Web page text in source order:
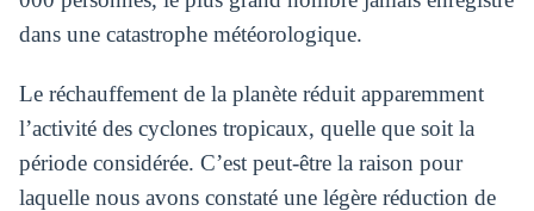
dans une catastrophe météorologique.
Le réchauffement de la planète réduit apparemment
l’activité des cyclones tropicaux, quelle que soit la
période considérée. C’est peut-être la raison pour
laquelle nous avons constaté une légère réduction de